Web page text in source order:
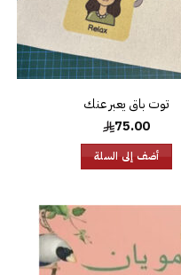
توت باق يعبر عنك
75.00
أضف إلى السلة
إضافة
إلى